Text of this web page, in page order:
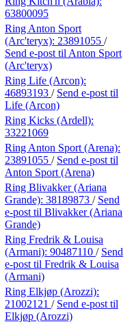
63800095
Ring Anton Sport
(Arc'teryx): 23891055 /
Send e-post til Anton Sport
(Arc'teryx)
Ring Life (Arcon):
46893193 / Send e-post til
Life (Arcon)
Ring Kicks (Ardell):
33221069
Ring Anton Sport (Arena):
23891055 / Send e-post til
Anton Sport (Arena)
Ring Blivakker (Ariana
Grande): 38189873 / Send
e-post til Blivakker (Ariana
Grande)
Ring Fredrik & Louisa
(Armani): 90487110 / Send
e-post til Fredrik & Louisa
(Armani)
Ring Elkjøp (Arozzi):
21002121 / Send e-post til
Elkjøp (Arozzi)